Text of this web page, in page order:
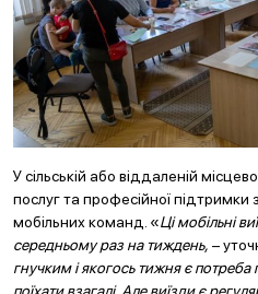
У сільській або віддаленій
послуг та професійної підтримки
мобільних команд. «Ці мобільні
середньому раз на тиждень, –
гнучким і якогось тижня є потреба